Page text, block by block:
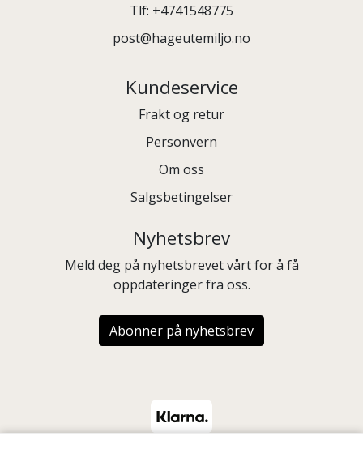
Tlf: +4741548775
post@hageutemiljo.no
Kundeservice
Frakt og retur
Personvern
Om oss
Salgsbetingelser
Nyhetsbrev
Meld deg på nyhetsbrevet vårt for å få
oppdateringer fra oss.
Abonner på nyhetsbrev